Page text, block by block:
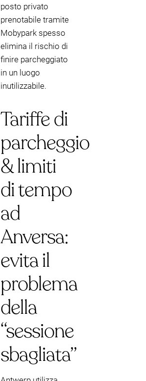
posto privato
prenotabile tramite
Mobypark spesso
elimina il rischio di
finire parcheggiato
in un luogo
inutilizzabile.
Tariffe di
parcheggio
& limiti
di tempo
ad
Anversa:
evita il
problema
della
“sessione
sbagliata”